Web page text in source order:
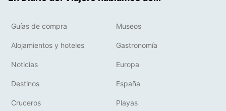
Guías de compra Museos
Alojamientos y hoteles Gastronomía
Noticias Europa
Destinos España
Cruceros Playas